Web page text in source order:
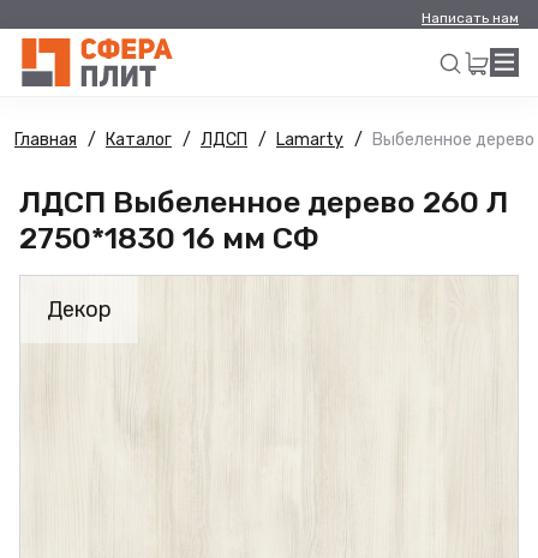
Написать нам
Искать
Главная Каталог ЛДСП Lamarty Выбеленное
ЛДСП Выбеленное дерево 260 Л
2750*1830 16 мм СФ
Декор